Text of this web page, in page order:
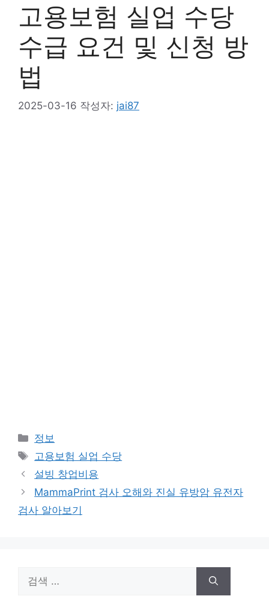
고용보험 실업 수당
수급 요건 및 신청 방
법
2025-03-16 작성자: jai87
카
테
리
정보
태
그
고용보험 실업 수당
설빙 창업비용
MammaPrint 검사 오해와 진실 유방암 유전자
검사 알아보기
색: